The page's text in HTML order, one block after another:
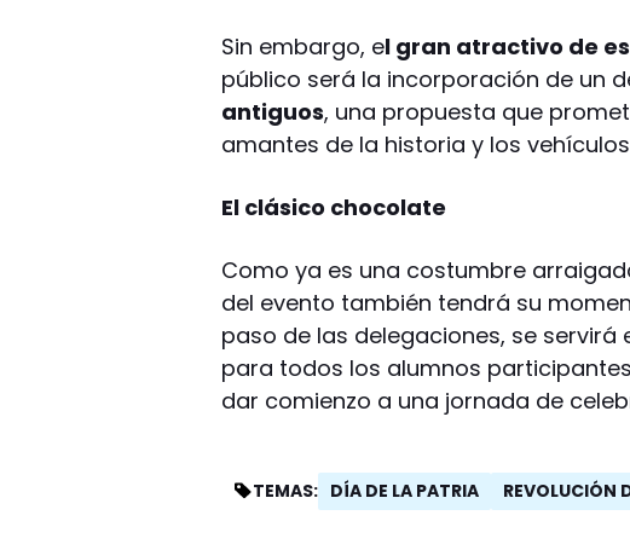
Sin embargo, el gran atractivo de
público será la incorporación de un
antiguos, una propuesta que
amantes de la historia y los
El clásico chocolate
Como ya es una costumbre
del evento también tendrá su
paso de las delegaciones, se
para todos los alumnos
dar comienzo a una jornada de
TEMAS: DÍA DE LA PATRIA REVOLUCIÓN